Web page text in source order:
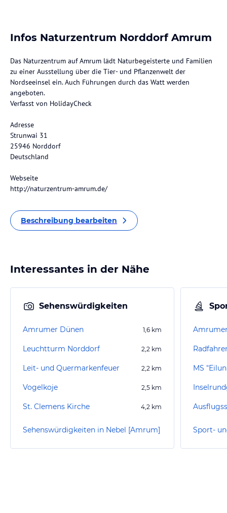
Infos Naturzentrum Norddorf Amrum
Das Naturzentrum auf Amrum lädt Naturbegeisterte und Familien
zu einer Ausstellung über die Tier- und Pflanzenwelt der
Nordseeinsel ein. Auch Führungen durch das Watt werden
angeboten.
Verfasst von HolidayCheck
Adresse
Strunwai 31
25946 Norddorf
Deutschland
Webseite
http://naturzentrum-amrum.de/
Beschreibung bearbeiten
Interessantes in der Nähe
Sehenswürdigkeiten
Amrumer Dünen 1,6 km
Leuchtturm Norddorf 2,2 km
Leit- und Quermarkenfeuer 2,2 km
Vogelkoje 2,5 km
St. Clemens Kirche 4,2 km
Sehenswürdigkeiten in Nebel [Amrum]
MS